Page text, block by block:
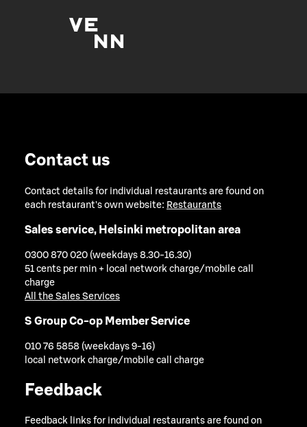
Contact us
Contact details for individual restaurants are found on
each restaurant's own website: Restaurants
Sales service, Helsinki metropolitan area
0300 870 020 (weekdays 8.30-16.30)
51 cents per min + local network charge/mobile call
charge
All the Sales Services
S Group Co-op Member Service
010 76 5858 (weekdays 9-16)
local network charge/mobile call charge
Feedback
Feedback links for individual restaurants are found on